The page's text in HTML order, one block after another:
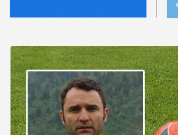
News
Mercato
Erreà Cup
Giovanile
Video